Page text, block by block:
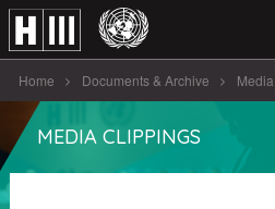
Home Documents & Archive
Идея России о создании мировой
MEDIA CLIPPINGS